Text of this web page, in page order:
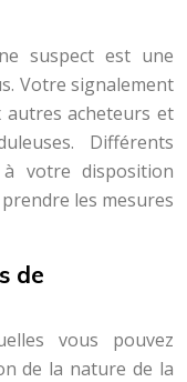
suspect est une
Votre signalement
acheteurs et
Différents
votre disposition
les mesures
de
vous pouvez
de la nature de la